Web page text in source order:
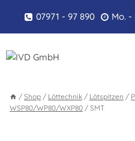
springen
07971 - 97 890 Mo. -
/ Shop / Löttechnik / Lötspitzen /
WSP80/WP80/WXP80 / SMT